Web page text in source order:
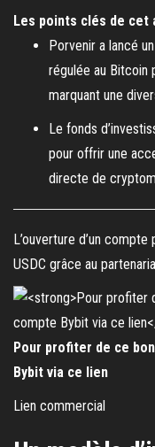
Les points clés de cet
Porvenir a lancé
régulée au Bitcoin
marquant une
Le fonds
pour offrir une
directe de
L’ouverture d’un
USDC grâce au
Pour profiter de ce
Bybit via ce lien
Lien commercial